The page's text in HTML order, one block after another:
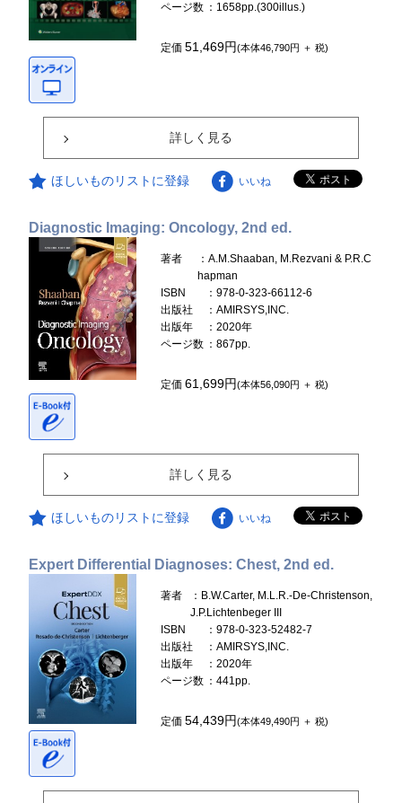
ページ数 ：1658pp.(300illus.)
定価51,469円(本体46,790円 ＋ 税)
詳しく見る
ほしいものリストに登録 いいね
Diagnostic Imaging: Oncology, 2nd ed.
著者
：A.M.Shaaban, M.Rezvani & P.R.C
hapman
ISBN
：978-0-323-66112-6
出版社
：AMIRSYS,INC.
出版年
：2020年
ページ数 ：867pp.
定価61,699円(本体56,090円 ＋ 税)
詳しく見る
ほしいものリストに登録 いいね
Expert Differential Diagnoses: Chest, 2nd ed.
著者
：B.W.Carter, M.L.R.-De-Christenson,
J.P.Lichtenbeger III
ISBN
：978-0-323-52482-7
出版社
：AMIRSYS,INC.
出版年
：2020年
ページ数 ：441pp.
定価54,439円(本体49,490円 ＋ 税)